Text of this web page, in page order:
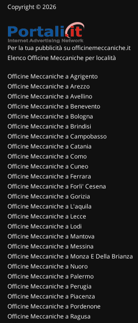
Copyright © 2026
Per la tua pubblicità su officinemeccaniche.it
Elenco Officine Meccaniche per località
Officine Meccaniche a Agrigento
Officine Meccaniche a Arezzo
Officine Meccaniche a Avellino
Officine Meccaniche a Benevento
Officine Meccaniche a Bologna
Officine Meccaniche a Brindisi
Officine Meccaniche a Campobasso
Officine Meccaniche a Catania
Officine Meccaniche a Como
Officine Meccaniche a Cuneo
Officine Meccaniche a Ferrara
Officine Meccaniche a Forli' Cesena
Officine Meccaniche a Gorizia
Officine Meccaniche a L'aquila
Officine Meccaniche a Lecce
Officine Meccaniche a Lodi
Officine Meccaniche a Mantova
Officine Meccaniche a Messina
Officine Meccaniche a Monza E Della Brianza
Officine Meccaniche a Nuoro
Officine Meccaniche a Palermo
Officine Meccaniche a Perugia
Officine Meccaniche a Piacenza
Officine Meccaniche a Pordenone
Officine Meccaniche a Ragusa